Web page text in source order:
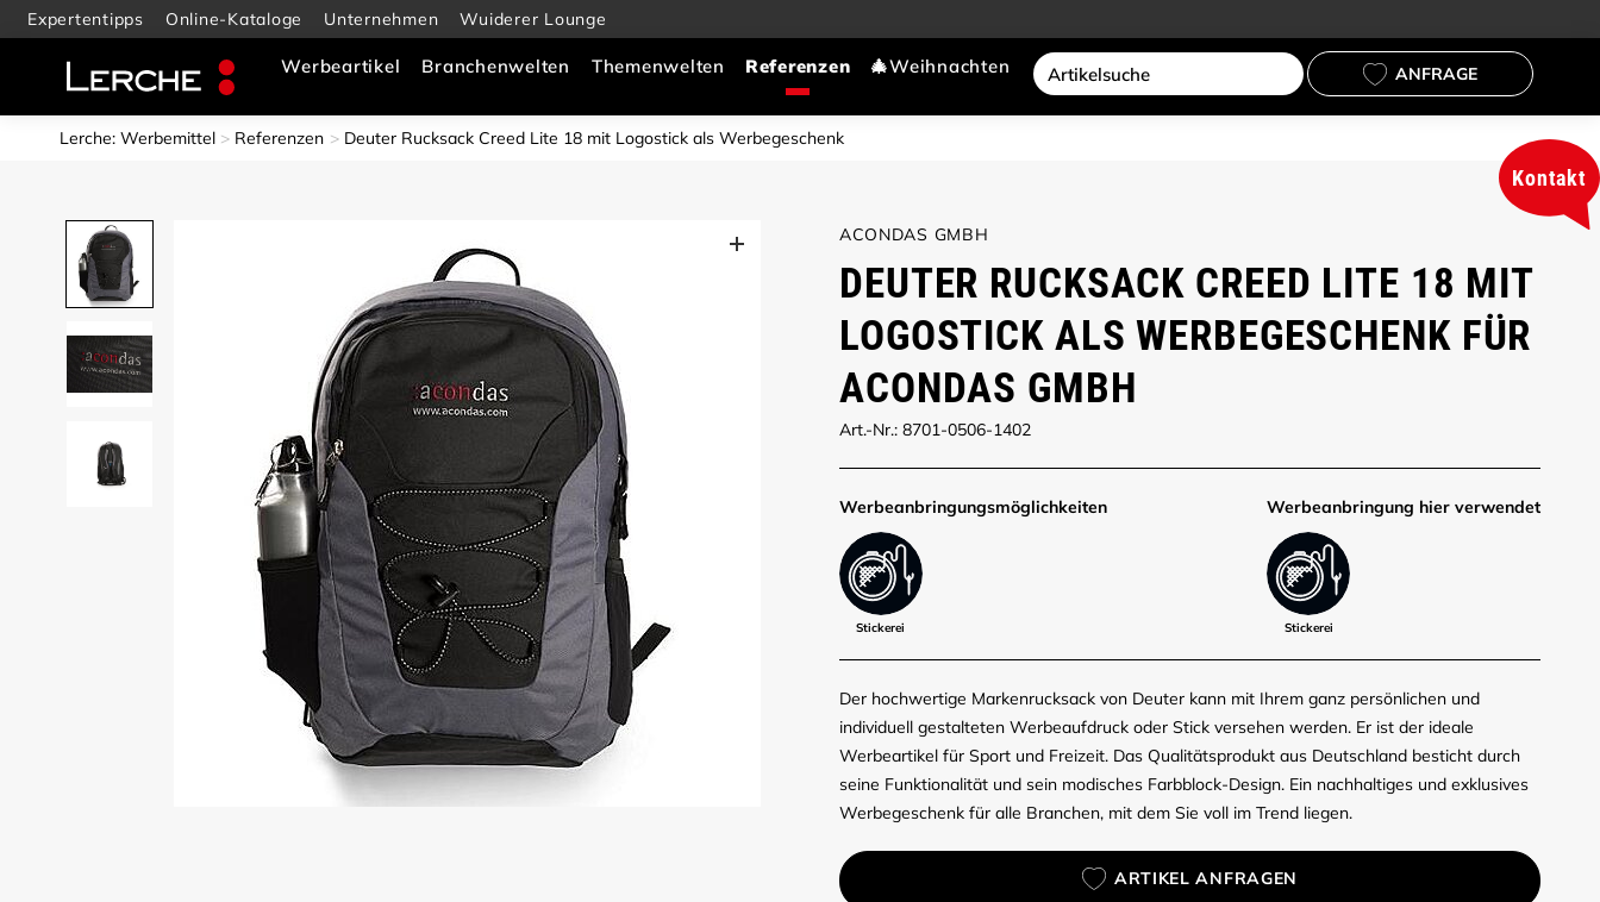
Expertentipps Online-Kataloge Unternehmen Wuiderer Lounge
Werbeartikel Branchenwelten Themenwelten 🎄Weihnachten ANFRAGE
Lerche: Werbemittel Referenzen Deuter Rucksack Creed Lite 18 mit Logostick als Werbegeschenk
ACONDAS GMBH
DEUTER RUCKSACK CREED LITE 18 MIT
LOGOSTICK ALS WERBEGESCHENK FÜR
ACONDAS GMBH
Art.-Nr.: 8701-0506-1402
Werbe­anbringungs­möglich­keiten
Stickerei
Werbe­anbringung hier verwendet
Stickerei
Der hochwertige Markenrucksack von Deuter kann mit Ihrem ganz persönlichen und
individuell gestalteten Werbeaufdruck oder Stick versehen werden. Er ist der ideale
Werbeartikel für Sport und Freizeit. Das Qualitätsprodukt aus Deutschland besticht durch
seine Funktionalität und sein modisches Farbblock-Design. Ein nachhaltiges und exklusives
Werbegeschenk für alle Branchen, mit dem Sie voll im Trend liegen.
ARTIKEL ANFRAGEN
Kontakt